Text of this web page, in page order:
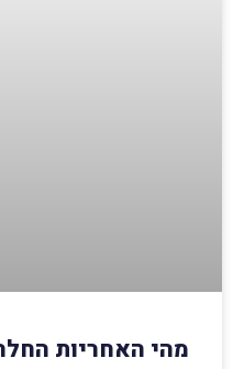
מהי האחריות